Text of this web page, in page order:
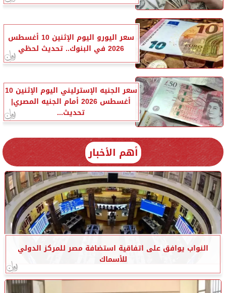
سعر اليورو اليوم الإثنين 10 أغسطس
2026 في البنوك.. تحديث لحظي
سعر الجنيه الإسترليني اليوم الإثنين 10
أغسطس 2026 أمام الجنيه المصري|
تحديث...
أهم الأخبار
النواب يوافق على اتفاقية استضافة مصر للمركز الدولي
للأسماك